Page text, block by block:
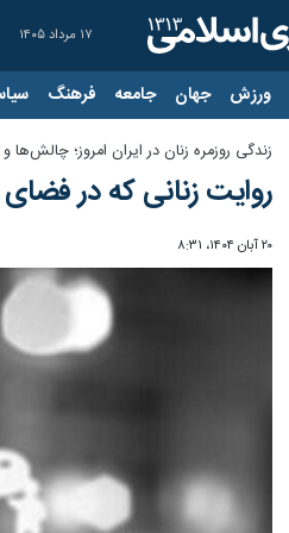
۱۷ مرداد ۱۴۰۵
ورزش جهان جامعه فرهنگ
زندگی روزمره زنان در ایران امروز؛ چالش‌ها
روایت زنانی که در
۲۰ آبان ۱۴۰۴، ۸:۳۱